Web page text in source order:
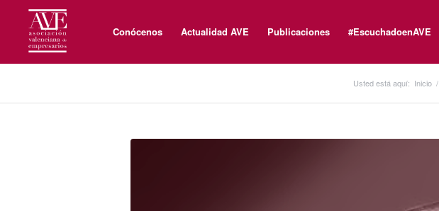
Conócenos Actualidad AVE Publicaciones #EscuchadoenAVE
Usted está aquí: Inicio /